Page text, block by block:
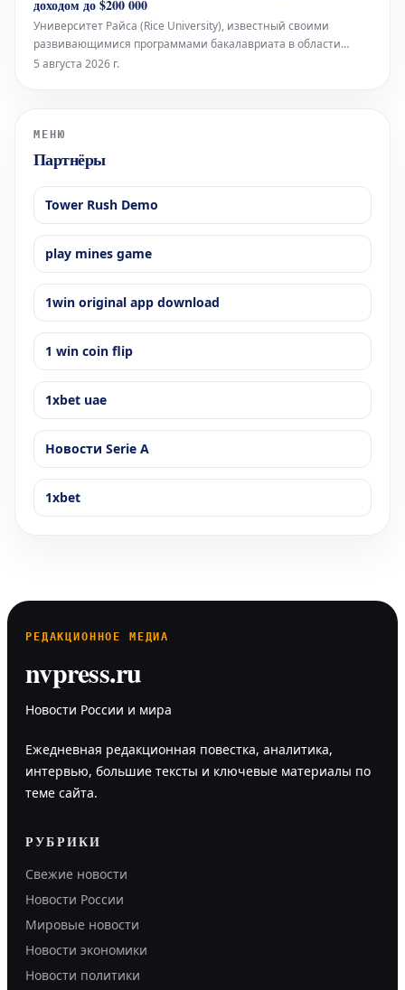
на озере Онтарио, располож
доходом до $200 000
Университет Райса (Rice University), известный своими
развивающимися программами бакалавриата в области
искусств, объявил о значительном расширении своей
5 августа 2026 г.
МЕНЮ
Партнёры
Tower Rush Demo
play mines game
1win original app download
1 win coin flip
1xbet uae
Новости Serie A
1xbet
РЕДАКЦИОННОЕ МЕДИА
nvpress.ru
Новости России и мира
Ежедневная редакционная повестка, аналитика,
интервью, большие тексты и ключевые материалы по
теме сайта.
РУБРИКИ
Свежие новости
Новости России
Мировые новости
Новости экономики
Новости политики